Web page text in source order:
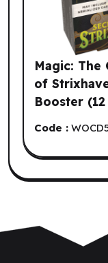
Magic: The
of
Booster
Code :